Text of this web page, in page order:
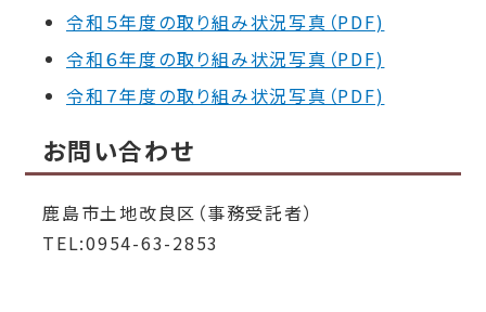
令和５年度の取り組み状況写真（PDF)
令和６年度の取り組み状況写真（PDF)
令和７年度の取り組み状況写真（PDF)
お問い合わせ
鹿島市土地改良区（事務受託者）
TEL:0954-63-2853